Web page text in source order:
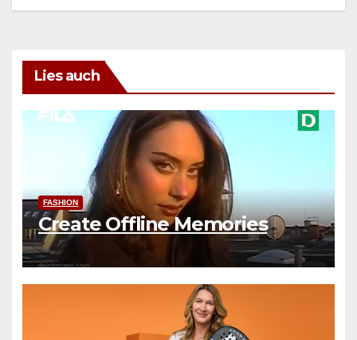
Lies auch
FASHION
Create Offline Memories